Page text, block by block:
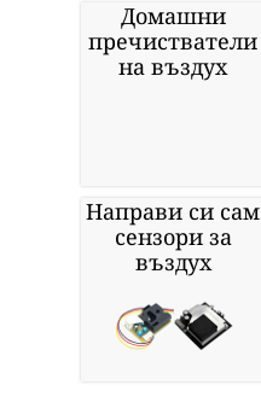
Домашни
пречистватели
на въздух
Направи си сам
сензори за
въздух